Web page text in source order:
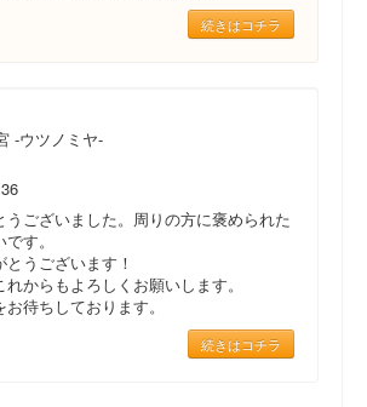
続きはコチラ
-ウツノミヤ-
うございました。周りの方に褒められた
す。
うございます！
からもよろしくお願いします。
待ちしております。
続きはコチラ